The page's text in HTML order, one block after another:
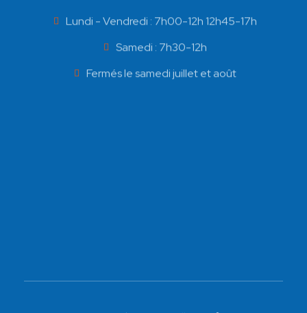
Lundi - Vendredi : 7h00-12h 12h45-17h
Samedi : 7h30-12h
Fermés le samedi juillet et août